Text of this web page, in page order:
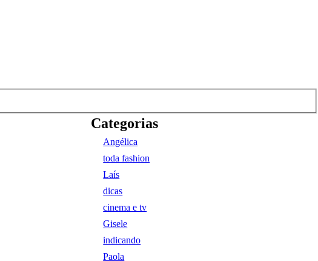
Categorias
Angélica
toda fashion
Laís
dicas
cinema e tv
Gisele
indicando
Paola